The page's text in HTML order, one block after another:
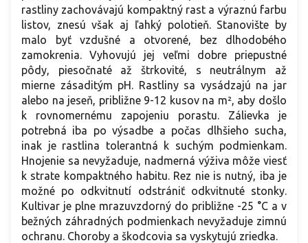
rastliny zachovávajú kompaktný rast a výraznú farbu
listov, znesú však aj ľahký polotieň. Stanovište by
malo byť vzdušné a otvorené, bez dlhodobého
zamokrenia. Vyhovujú jej veľmi dobre priepustné
pôdy, piesočnaté až štrkovité, s neutrálnym až
mierne zásaditým pH. Rastliny sa vysádzajú na jar
alebo na jeseň, približne 9-12 kusov na m², aby došlo
k rovnomernému zapojeniu porastu. Zálievka je
potrebná iba po výsadbe a počas dlhšieho sucha,
inak je rastlina tolerantná k suchým podmienkam.
Hnojenie sa nevyžaduje, nadmerná výživa môže viesť
k strate kompaktného habitu. Rez nie is nutný, iba je
možné po odkvitnutí odstrániť odkvitnuté stonky.
Kultivar je plne mrazuvzdorný do približne -25 °C a v
bežných záhradných podmienkach nevyžaduje zimnú
ochranu. Choroby a škodcovia sa vyskytujú zriedka.